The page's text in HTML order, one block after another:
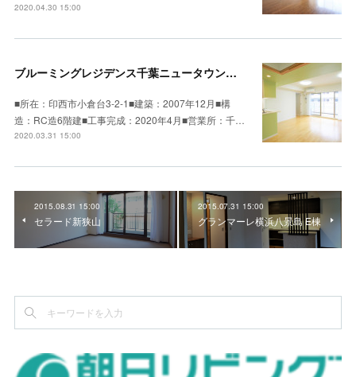
2020.04.30 15:00
ブルーミングレジデンス千葉ニュータウン中央
■所在：印西市小倉台3-2-1■建築：2007年12月■構
造：RC造6階建■工事完成：2020年4月■営業所：千…
2020.03.31 15:00
2015.08.31 15:00
セラード新狭山
2015.07.31 15:00
グランマーレ横浜八景島 E棟